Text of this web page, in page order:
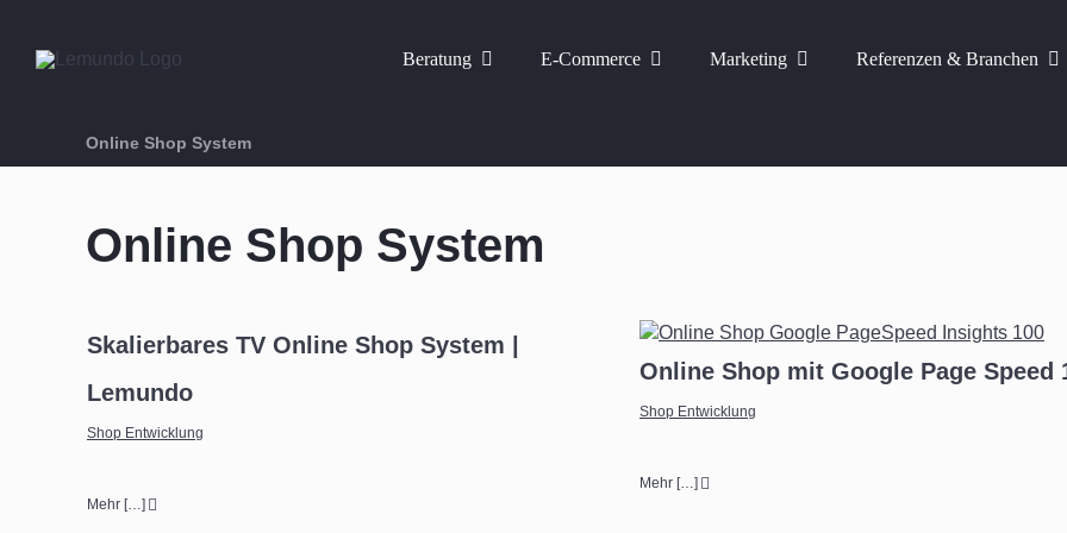
springen
Beratung E-Commerce Marketing Referenzen & Branchen
Online Shop System
Online Shop System
Skalierbares TV Online Shop System |
Lemundo
Shop Entwicklung
Mehr […]
Online Shop mit Google Page Speed
Shop Entwicklung
Mehr […]